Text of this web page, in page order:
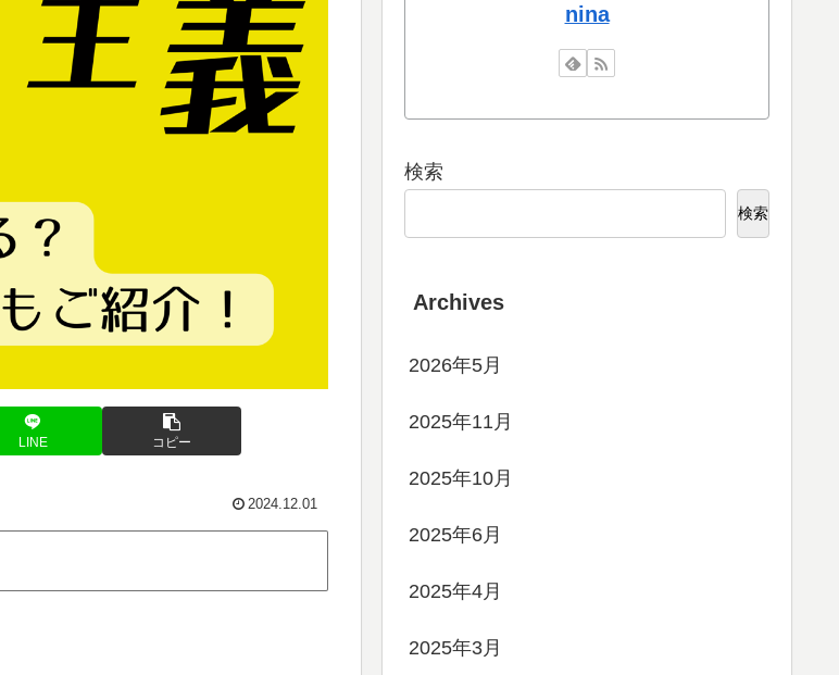
LINE コピー
2024.12.01
nina
検索
検索
Archives
2026年5月
2025年11月
2025年10月
2025年6月
2025年4月
2025年3月